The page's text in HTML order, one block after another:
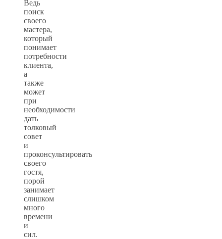
Ведь
поиск
своего
мастера,
который
понимает
потребности
клиента,
а
также
может
при
необходимости
дать
толковый
совет
и
проконсультировать
своего
гостя,
порой
занимает
слишком
много
времени
и
сил.